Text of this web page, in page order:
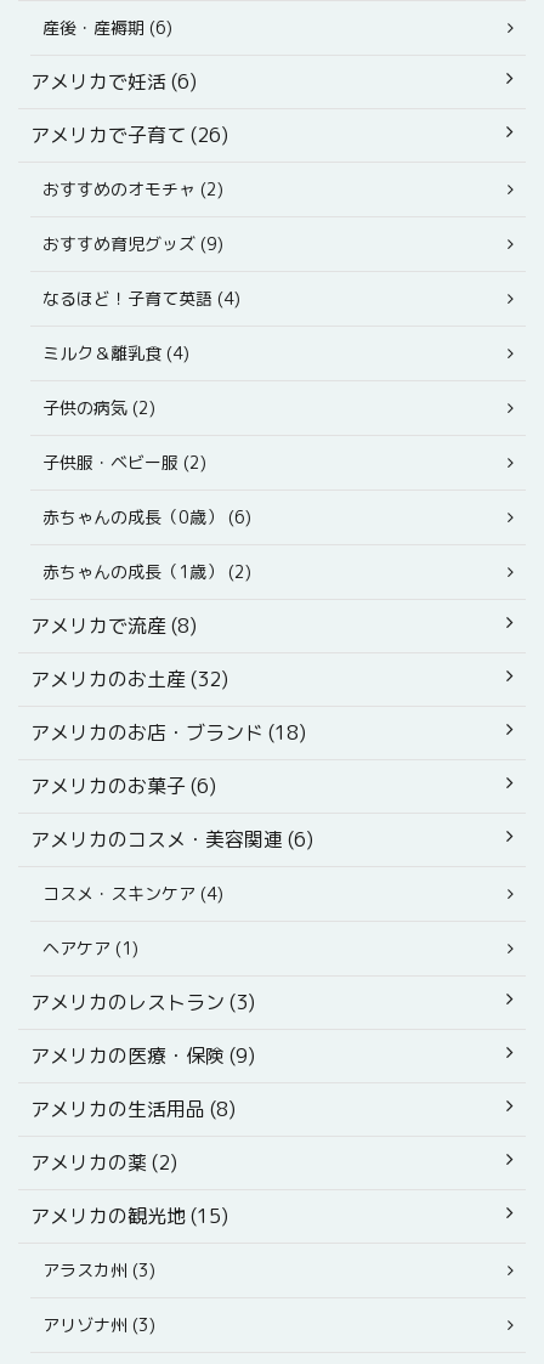
産後・産褥期 (6)
アメリカで妊活 (6)
アメリカで子育て (26)
おすすめのオモチャ (2)
おすすめ育児グッズ (9)
なるほど！子育て英語 (4)
ミルク＆離乳食 (4)
子供の病気 (2)
子供服・ベビー服 (2)
赤ちゃんの成長（0歳） (6)
赤ちゃんの成長（1歳） (2)
アメリカで流産 (8)
アメリカのお土産 (32)
アメリカのお店・ブランド (18)
アメリカのお菓子 (6)
アメリカのコスメ・美容関連 (6)
コスメ・スキンケア (4)
ヘアケア (1)
アメリカのレストラン (3)
アメリカの医療・保険 (9)
アメリカの生活用品 (8)
アメリカの薬 (2)
アメリカの観光地 (15)
アラスカ州 (3)
アリゾナ州 (3)